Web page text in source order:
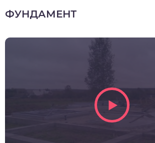
ФУНДАМЕНТ